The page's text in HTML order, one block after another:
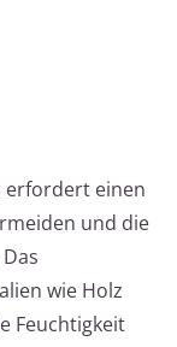
erfordert einen
und die
wie Holz
Feuchtigkeit